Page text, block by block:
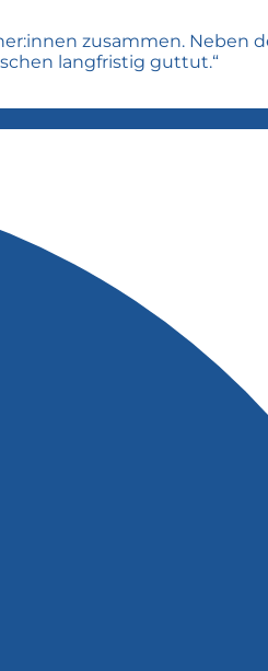
zusammen. Neben
langfristig guttut.“
begeistern?
Outdoor-Liebhaber:innen
Einblicken in unser Projekt